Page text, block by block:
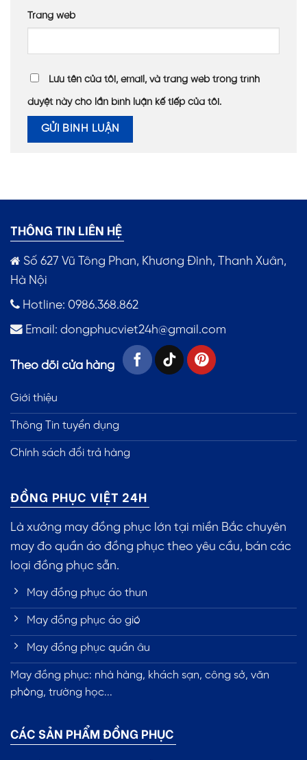
Trang web
Lưu tên của tôi, email, và trang web trong trình
duyệt này cho lần bình luận kế tiếp của tôi.
THÔNG TIN LIÊN HỆ
Số 627 Vũ Tông Phan, Khương Đình, Thanh Xuân,
Hà Nội
Hotline: 0986.368.862
Email: dongphucviet24h@gmail.com
Theo dõi cửa hàng
Giới thiệu
Thông Tin tuyển dụng
Chính sách đổi trả hàng
ĐỒNG PHỤC VIỆT 24H
Là xưởng may đồng phục lớn tại miền Bắc chuyên
may đo quần áo đồng phục theo yêu cầu, bán các
loại đồng phục sẵn.
May đồng phục áo thun
May đồng phục áo gió
May đồng phục quần âu
May đồng phục: nhà hàng, khách sạn, công sở, văn
phòng, trường học...
CÁC SẢN PHẨM ĐỒNG PHỤC